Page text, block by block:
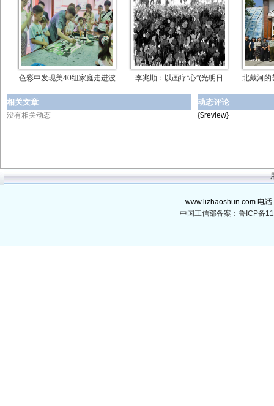
色彩中发现美40组家庭走进波 李兆顺：以画疗“心”(光明日 北戴河的
相关文章
没有相关动态
动态评论
{$review}
www.lizhaoshun.com 电
中国工信部备案：鲁ICP备